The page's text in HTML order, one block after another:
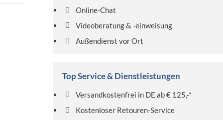
Online-Chat
Videoberatung & -einweisung
Außendienst vor Ort
Top Service & Dienstleistungen
Versandkostenfrei in DE ab € 125,-*
Kostenloser Retouren-Service